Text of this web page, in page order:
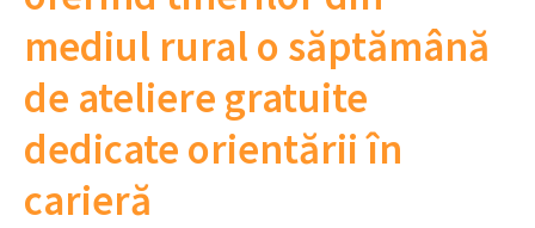
mediul rural o săptămână
de ateliere gratuite
dedicate orientării în
carieră